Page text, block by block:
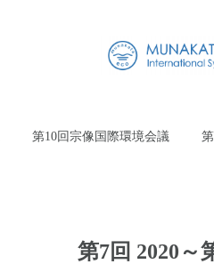
第10回宗像国際環境会議
第7回 2020～